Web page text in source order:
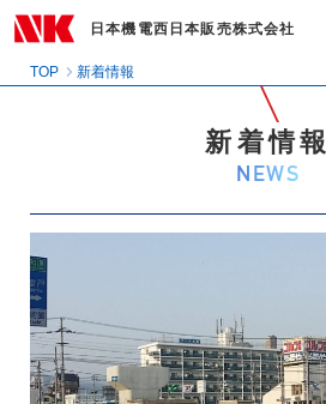
日本機電西日本販売株式会社
TOP 新着情報
新着情報
NEWS